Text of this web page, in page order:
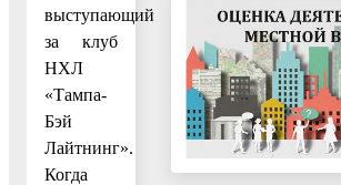
выступающий
за клуб
НХЛ
«Тампа-
Бэй
Лайтнинг».
Когда